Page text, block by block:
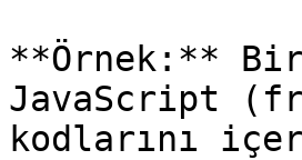
**Örnek:** Bir
JavaScript
kodlarını